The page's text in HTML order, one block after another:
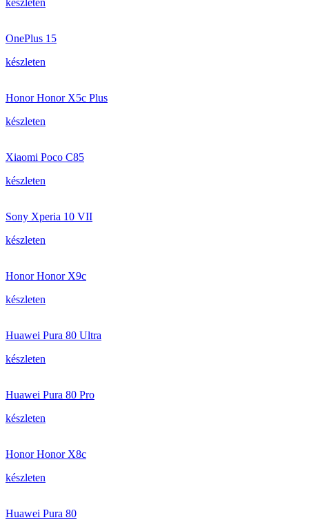
készleten
OnePlus 15
készleten
Honor Honor X5c Plus
készleten
Xiaomi Poco C85
készleten
Sony Xperia 10 VII
készleten
Honor Honor X9c
készleten
Huawei Pura 80 Ultra
készleten
Huawei Pura 80 Pro
készleten
Honor Honor X8c
készleten
Huawei Pura 80